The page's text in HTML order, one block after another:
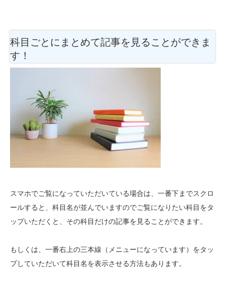
科目ごとにまとめて記事を見ることができま
す！
スマホでご覧になっていただいている場合は、一番下までスクロ
ールすると、科目名が並んでいますのでご覧になりたい科目をタ
ップいただくと、その科目だけの記事を見ることができます。
もしくは、一番右上の三本線（メニューになっています）をタッ
プしていただいて科目名を表示させる方法もあります。